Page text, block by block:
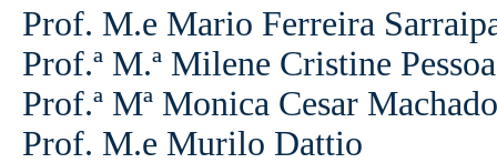
Prof. M.e Mario Ferreira
Prof.ª M.ª Milene Cristine Pessoa
Prof.ª Mª Monica Cesar Machado
Prof. M.e Murilo Dattio